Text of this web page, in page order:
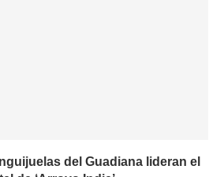
del Guadiana lideran el